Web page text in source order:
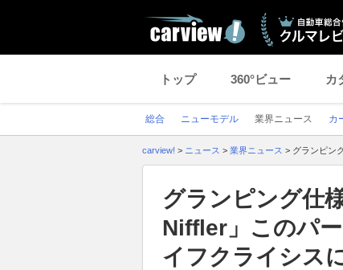
トップ 360°ビュー カ
総合 ニューモデル 業界ニュース カ
carview! > ニュース > 業界ニュース > グランピン
グランピング仕
Niffler」このパ
イフクライシス